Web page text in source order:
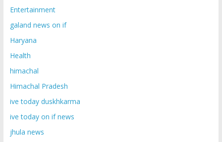
Entertainment
galand news on if
Haryana
Health
himachal
Himachal Pradesh
ive today duskhkarma
ive today on if news
jhula news